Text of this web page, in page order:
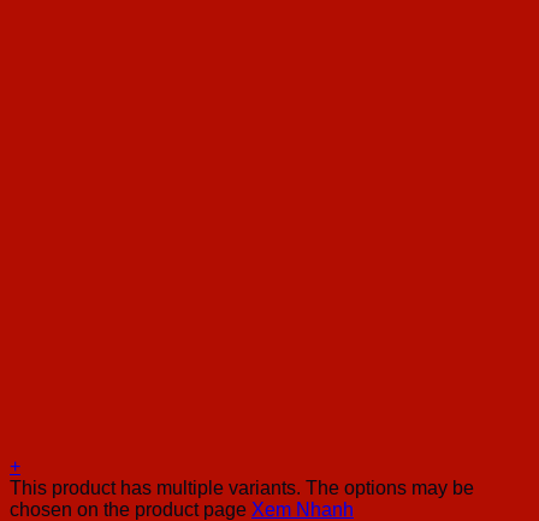
+
This product has multiple variants. The options may be
chosen on the product page Xem Nhanh